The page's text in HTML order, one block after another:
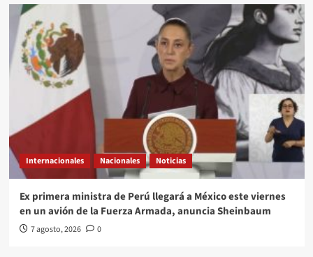
Internacionales Nacionales Noticias
Ex primera ministra de Perú llegará a México este viernes
en un avión de la Fuerza Armada, anuncia Sheinbaum
7 agosto, 2026 0